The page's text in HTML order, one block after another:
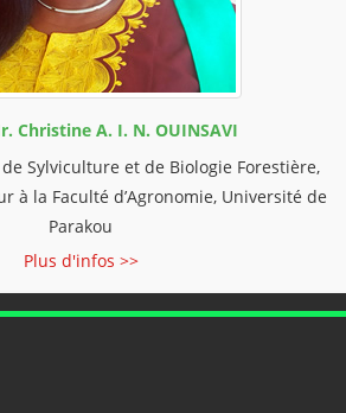
Christine A. I. N. OUINSAVI
Sylviculture et de Biologie Forestière,
à la Faculté d’Agronomie, Université de
Parakou
Plus d'infos >>